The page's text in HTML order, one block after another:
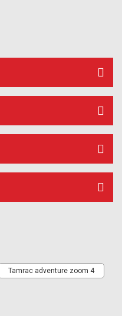
Tamrac adventure zoom 4